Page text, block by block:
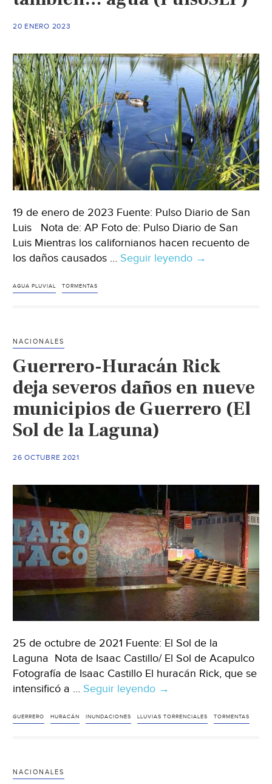
el
(CNN)
20 ENERO 2023
19 de enero de 2023 Fuente: Pulso Diario de San
Luis Nota de: AP Foto de: Pulso Diario de San
Luis Mientras los californianos hacen recuento de
los daños causados … Seguir leyendo Mundo
pero
agua
(PulsoSLP)
→
AGUA PLUVIAL TORMENTAS
NACIONALES
Guerrero-Huracán Rick
deja severos daños en nueve
municipios de Guerrero (El
Sol de la Laguna)
26 OCTUBRE 2021
25 de octubre de 2021 Fuente: El Sol de la
Laguna Nota de Isaac Castillo/ El Sol de Acapulco
Fotografía de Isaac Castillo El huracán Rick, que se
intensificó a … Seguir leyendo Guerrero-
Rick
→
GUERRERO HURACÁN INUNDACIONES LLUVIAS TORRENCIALES TORMENTAS
NACIONALES